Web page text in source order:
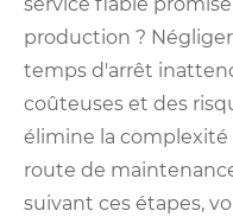
production ?
temps d'arrêt
coûteuses et des
élimine la
route de
suivant ces étapes,